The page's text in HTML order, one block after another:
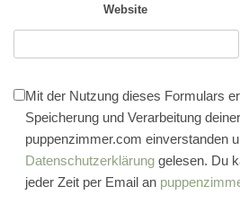
Website
Mit der Nutzung dieses Formulars
Speicherung und Verarbeitung
puppenzimmer.com einverstanden
Datenschutzerklärung gelesen. Du
jeder Zeit per Email an